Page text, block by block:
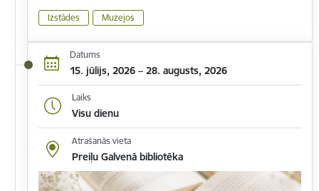
Izstādes Muzejos
Datums
15. jūlijs, 2026 – 28. augusts, 2026
Laiks
Visu dienu
Atrašanās vieta
Preiļu Galvenā bibliotēka